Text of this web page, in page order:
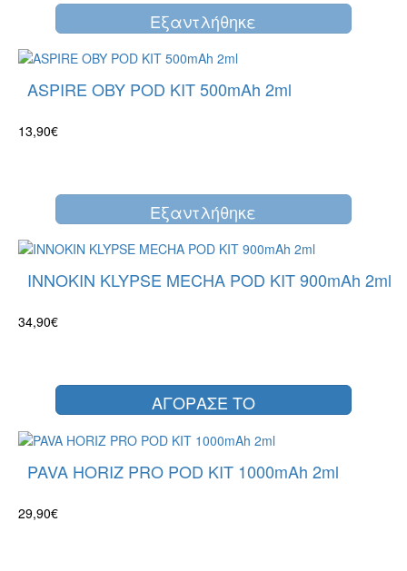
Eξαντλήθηκε
ASPIRE OBY POD KIT 500mAh 2ml
13,90€
Eξαντλήθηκε
INNOKIN KLYPSE MECHA POD KIT 900mAh 2ml
34,90€
ΑΓΟΡΑΣΕ ΤΟ
PAVA HORIZ PRO POD KIT 1000mAh 2ml
29,90€